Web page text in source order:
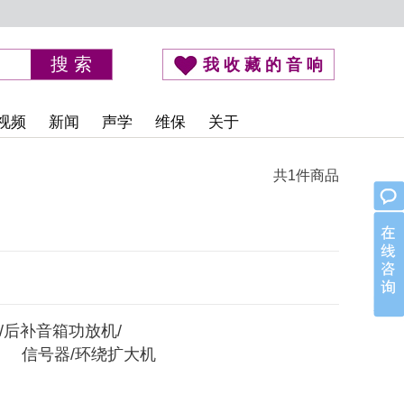
我收藏的音响
频 新闻 声学 维保 关于
共1件商品
补音箱功放机/
信号器/环绕扩大机